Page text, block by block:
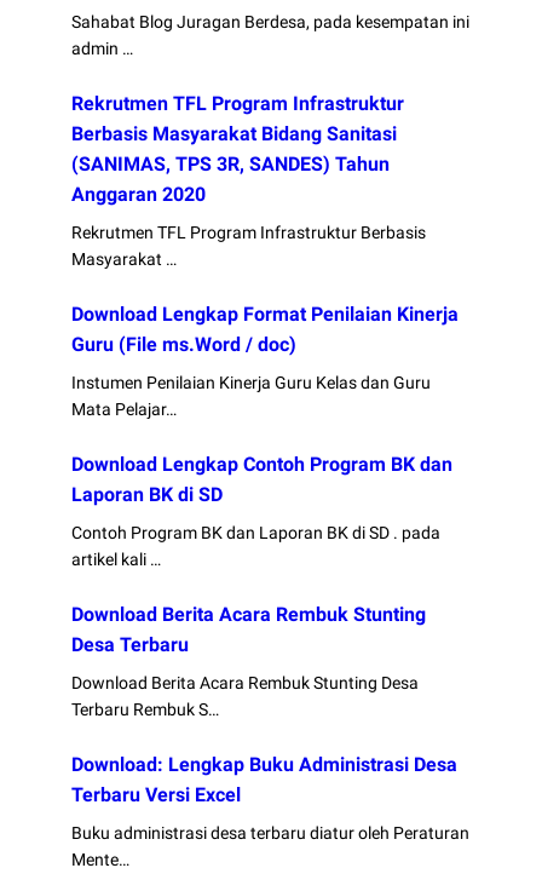
Sahabat Blog Juragan Berdesa, pada kesempatan ini
admin …
Rekrutmen TFL Program Infrastruktur
Berbasis Masyarakat Bidang Sanitasi
(SANIMAS, TPS 3R, SANDES) Tahun
Anggaran 2020
Rekrutmen TFL Program Infrastruktur Berbasis
Masyarakat …
Download Lengkap Format Penilaian Kinerja
Guru (File ms.Word / doc)
Instumen Penilaian Kinerja Guru Kelas dan Guru
Mata Pelajar…
Download Lengkap Contoh Program BK dan
Laporan BK di SD
Contoh Program BK dan Laporan BK di SD . pada
artikel kali …
Download Berita Acara Rembuk Stunting
Desa Terbaru
Download Berita Acara Rembuk Stunting Desa
Terbaru Rembuk S…
Download: Lengkap Buku Administrasi Desa
Terbaru Versi Excel
Buku administrasi desa terbaru diatur oleh Peraturan
Mente…